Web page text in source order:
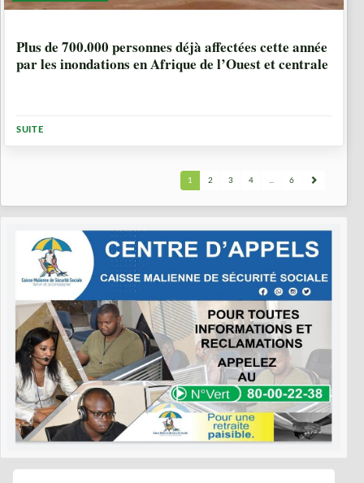
Plus de 700.000 personnes déjà affectées cette année
par les inondations en Afrique de l’Ouest et centrale
SUITE
1 2 3 4 ... 6